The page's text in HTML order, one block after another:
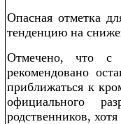
Опасная отметка
тенденцию на
Отмечено, что с
рекомендовано
приближаться к
официального
родственников,